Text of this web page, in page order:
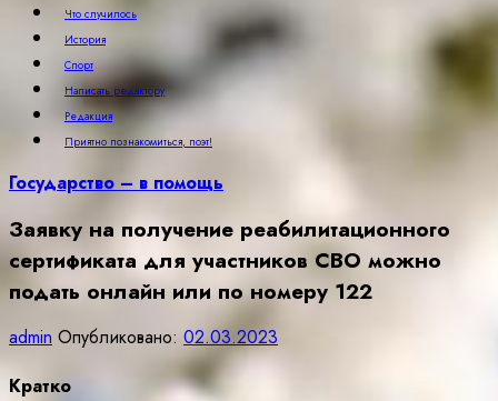
Что случилось
История
Спорт
Написать редактору
Редакция
Приятно познакомиться, поэт!
Государство – в помощь
Заявку на получение реабилитационного
сертификата для участников СВО можно
подать онлайн или по номеру 122
admin Опубликовано: 02.03.2023
Кратко